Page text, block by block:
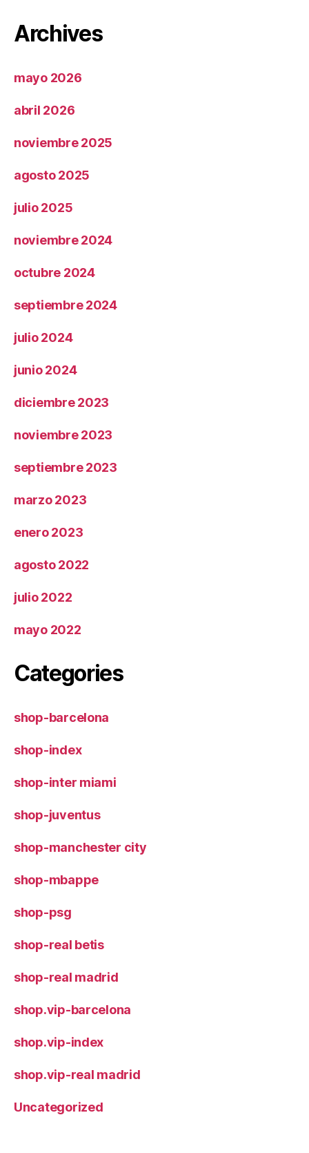
Archives
mayo 2026
abril 2026
noviembre 2025
agosto 2025
julio 2025
noviembre 2024
octubre 2024
septiembre 2024
julio 2024
junio 2024
diciembre 2023
noviembre 2023
septiembre 2023
marzo 2023
enero 2023
agosto 2022
julio 2022
mayo 2022
Categories
shop-barcelona
shop-index
shop-inter miami
shop-juventus
shop-manchester city
shop-mbappe
shop-psg
shop-real betis
shop-real madrid
shop.vip-barcelona
shop.vip-index
shop.vip-real madrid
Uncategorized